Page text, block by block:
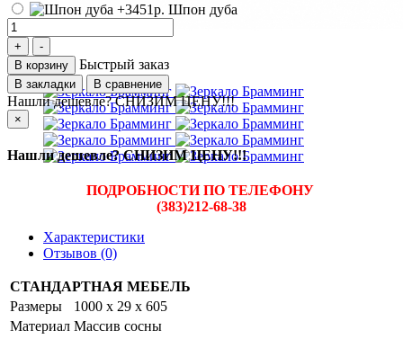
Шпон дуба
В корзину Быстрый заказ
В закладки В сравнение
Нашли дешевле? СНИЗИМ ЦЕНУ!!!
×
Нашли дешевле? СНИЗИМ ЦЕНУ!!!
ПОДРОБНОСТИ ПО ТЕЛЕФОНУ
(383)212-68-38
Характеристики
Отзывов (0)
СТАНДАРТНАЯ МЕБЕЛЬ
Размеры
1000 x 29 x 605
Материал Массив сосны